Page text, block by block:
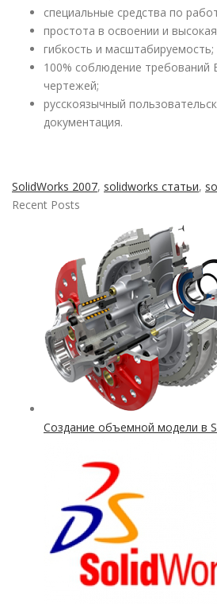
специальные средства по
простота в освоении и
гибкость и масштабируемость;
100% соблюдение
чертежей;
русскоязычный
документация.
SolidWorks 2007, solidworks статьи,
Recent Posts
Создание объемной модели в